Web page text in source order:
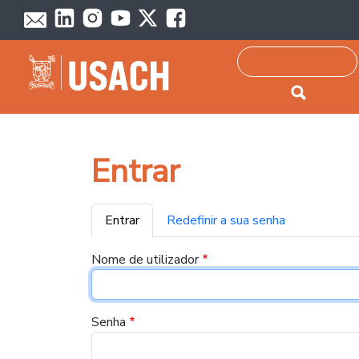
Passar para o conteúdo principal
Pesquisar
Entrar
Separadores primários
Entrar Redefinir a sua senha
Nome de utilizador
Senha